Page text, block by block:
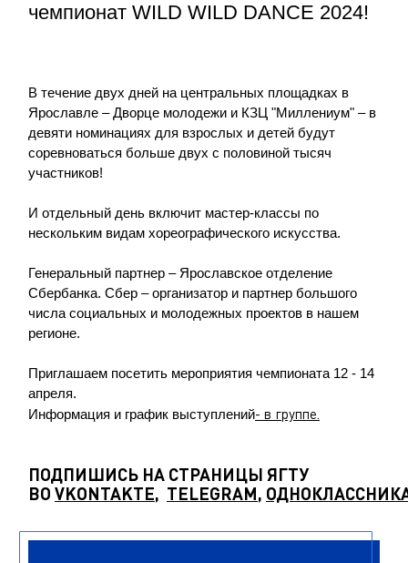
чемпионат WILD WILD DANCE 2024!
В течение двух дней на центральных площадках в
Ярославле – Дворце молодежи и КЗЦ "Миллениум" – в
девяти номинациях для взрослых и детей будут
соревноваться больше двух с половиной тысяч
участников!
И отдельный день включит мастер-классы по
нескольким видам хореографического искусства.
Генеральный партнер – Ярославское отделение
Сбербанка. Сбер – организатор и партнер большого
числа социальных и молодежных проектов в нашем
регионе.
Приглашаем посетить мероприятия чемпионата 12 - 14
апреля.
Информация и график выступлений- в группе.
ПОДПИШИСЬ НА СТРАНИЦЫ ЯГТУ
ВО VKONTAKTE, TELEGRAM,